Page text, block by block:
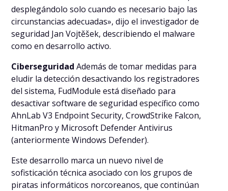
desplegándolo solo cuando es necesario bajo las
circunstancias adecuadas», dijo el investigador de
seguridad Jan Vojtěšek, describiendo el malware
como en desarrollo activo.
Ciberseguridad Además de tomar medidas para
eludir la detección desactivando los registradores
del sistema, FudModule está diseñado para
desactivar software de seguridad específico como
AhnLab V3 Endpoint Security, CrowdStrike Falcon,
HitmanPro y Microsoft Defender Antivirus
(anteriormente Windows Defender).
Este desarrollo marca un nuevo nivel de
sofisticación técnica asociado con los grupos de
piratas informáticos norcoreanos, que continúan